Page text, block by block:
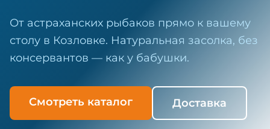
От астраханских рыбаков прямо к вашему
столу в Козловке. Натуральная засолка, без
консервантов — как у бабушки.
Смотреть каталог Доставка